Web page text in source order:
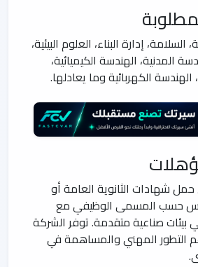
السلامة، إدارة البناء، العلوم البيئية،
المدنية، الهندسة الكيميائية،
الهندسة الكهربائية وما يعادلها.
شهادات الثانوية العامة أو
حسب المسمى الوظيفي مع
بيئات صناعية متقدمة. توفر الشركة
التطور المهني والمساهمة في